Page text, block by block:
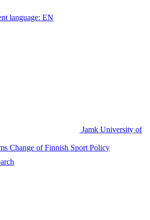
language: EN
Jamk University of
Change of Finnish Sport Policy